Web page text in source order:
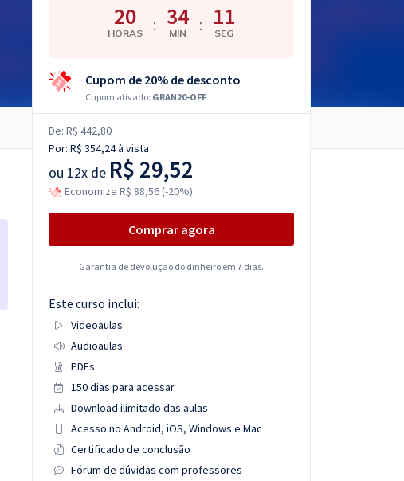
20
HORAS : 34
MIN : 11
SEG
Cupom de 20% de desconto
Cupom ativado: GRAN20-OFF
De: R$ 442,80
Por: R$ 354,24à vista
ou 12x de R$ 29,52
Economize R$ 88,56 (-20%)
Comprar agora
Garantia de devolução do dinheiro em 7 dias.
Este curso inclui:
Videoaulas
Audioaulas
PDFs
150 dias para acessar
Download ilimitado das aulas
Acesso no Android, iOS, Windows e Mac
Certificado de conclusão
Fórum de dúvidas com professores